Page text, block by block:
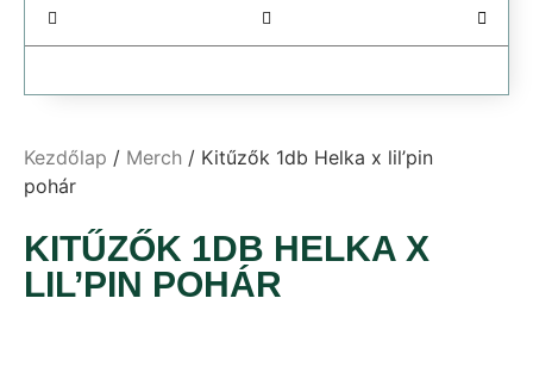
Kezdőlap / Merch / Kitűzők 1db Helka x lil’pin
pohár
KITŰZŐK 1DB HELKA X
LIL’PIN POHÁR